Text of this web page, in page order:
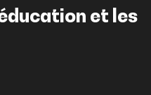
et les